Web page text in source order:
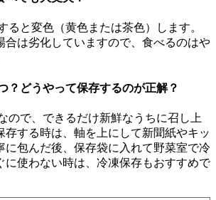
ると変色（黄色または茶色）します。
合は劣化していますので、食べるのはや
？どうやって保存するのが正解？
ので、できるだけ新鮮なうちに召し上
存する時は、軸を上にして新聞紙やキッ
に包んだ後、保存袋に入れて野菜室で冷
に使わない時は、冷凍保存もおすすめで